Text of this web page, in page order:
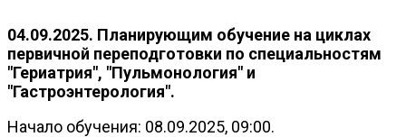
04.09.2025. Планирующим обучение на циклах
первичной переподготовки по специальностям
"Гериатрия", "Пульмонология" и
"Гастроэнтерология".
Начало обучения: 08.09.2025, 09:00.